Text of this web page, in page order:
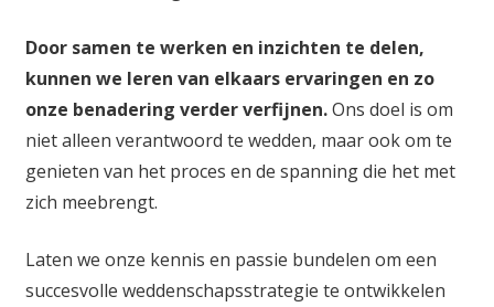
Door samen te werken en inzichten te delen,
kunnen we leren van elkaars ervaringen en zo
onze benadering verder verfijnen.Ons doel is om
niet alleen verantwoord te wedden, maar ook om te
genieten van het proces en de spanning die het met
zich meebrengt.
Laten we onze kennis en passie bundelen om een
succesvolle weddenschapsstrategie te ontwikkelen